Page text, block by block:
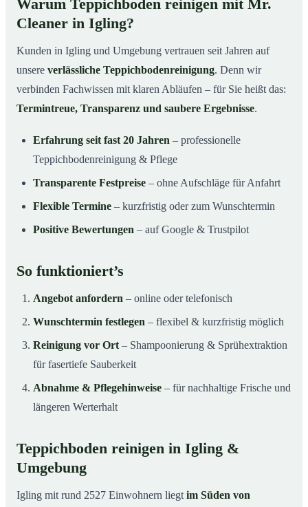
Warum Teppichboden reinigen mit Mr.
Cleaner in Igling?
Kunden in Igling und Umgebung vertrauen seit Jahren auf
unsere verlässliche Teppichbodenreinigung. Denn wir
verbinden Fachwissen mit klaren Abläufen – für Sie heißt das:
Termintreue, Transparenz und saubere Ergebnisse.
Erfahrung seit fast 20 Jahren – professionelle
Teppichbodenreinigung & Pflege
Transparente Festpreise – ohne Aufschläge für Anfahrt
Flexible Termine – kurzfristig oder zum Wunschtermin
Positive Bewertungen – auf Google & Trustpilot
So funktioniert’s
Angebot anfordern – online oder telefonisch
Wunschtermin festlegen – flexibel & kurzfristig möglich
Reinigung vor Ort – Shampoonierung & Sprühextraktion
für fasertiefe Sauberkeit
Abnahme & Pflegehinweise – für nachhaltige Frische und
längeren Werterhalt
Teppichboden reinigen in Igling &
Umgebung
Igling mit rund 2527 Einwohnern liegt im Süden von